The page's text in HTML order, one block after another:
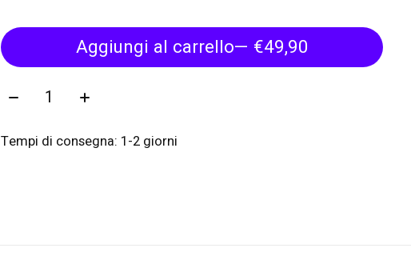
Aggiungi al carrello
— €49,90
Quantità:
Tempi di consegna: 1-2 giorni